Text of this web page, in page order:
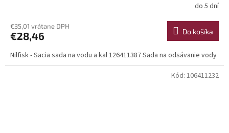
do 5 dní
€35,01 vrátane DPH
€28,46 Do košíka
Nilfisk - Sacia sada na vodu a kal 126411387 Sada na odsávanie vody
Kód: 106411232